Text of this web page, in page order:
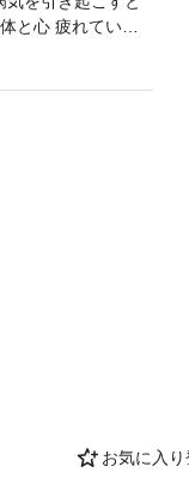
お気に入
心 疲れている
田早苗／「足裏
嶋朗／夏のドロ
い力 金丸絵里加
ンワード ワタナ
トDaiGo／「なん
スワード ニコ